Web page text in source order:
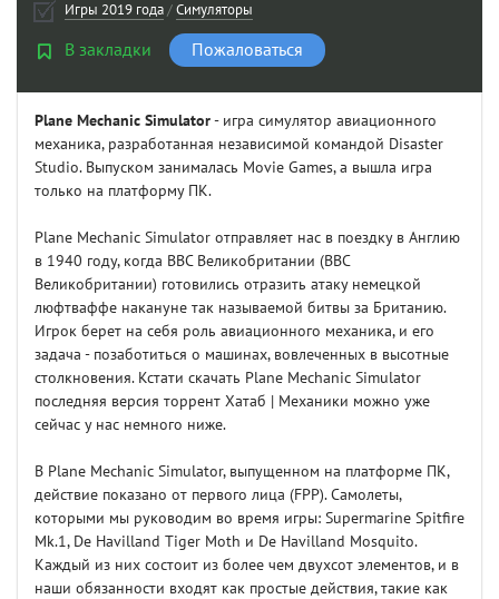
Игры 2019 года/Симуляторы
В закладки Пожаловаться
Plane Mechanic Simulator- игра симулятор авиационного
механика, разработанная независимой командой Disaster
Studio. Выпуском занималась Movie Games, а вышла игра
только на платформу ПК.
Plane Mechanic Simulator отправляет нас в поездку в Англию
в 1940 году, когда ВВС Великобритании (ВВС
Великобритании) готовились отразить атаку немецкой
люфтваффе накануне так называемой битвы за Британию.
Игрок берет на себя роль авиационного механика, и его
задача - позаботиться о машинах, вовлеченных в высотные
столкновения. Кстати скачать Plane Mechanic Simulator
последняя версия торрент Хатаб | Механики можно уже
сейчас у нас немного ниже.
В Plane Mechanic Simulator, выпущенном на платформе ПК,
действие показано от первого лица (FPP). Самолеты,
которыми мы руководим во время игры: Supermarine Spitfire
Mk.1, De Havilland Tiger Moth и De Havilland Mosquito.
Каждый из них состоит из более чем двухсот элементов, и в
наши обязанности входят как простые действия, такие как